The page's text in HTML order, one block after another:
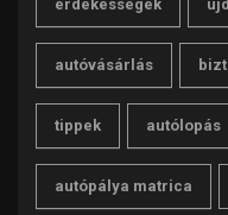
érdekességek
autóvásárlás
tippek autólopás
autópálya matrica